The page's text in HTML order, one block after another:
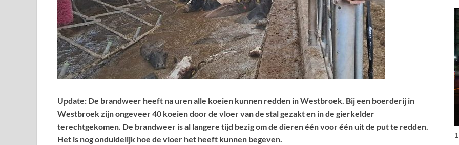
Update: De brandweer heeft na uren alle koeien kunnen redden in Westbroek. Bij een boerderij in
Westbroek zijn ongeveer 40 koeien door de vloer van de stal gezakt en in de gierkelder
terechtgekomen. De brandweer is al langere tijd bezig om de dieren één voor één uit de put te redden.
Het is nog onduidelijk hoe de vloer het heeft kunnen begeven.